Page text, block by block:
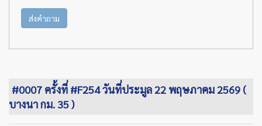
ส่งคำถาม
#0007 ครั้งที่ #F254 วันที่ประมูล 22 พฤษภาคม 2569 (
บางนา กม. 35 )